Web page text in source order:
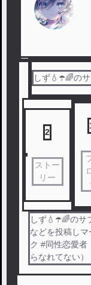
しず💧‬☂️🌈の
2
ストー
リー
しず‪💧‬☂️🌈のサ
などを投稿し
ク #同性恋愛者
らなれてない